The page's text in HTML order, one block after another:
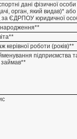
дані фізичної
орган, який видав)*
за ЄДРПОУ юридичної
народження**
керівної роботи (років)**
підприємства
займав**